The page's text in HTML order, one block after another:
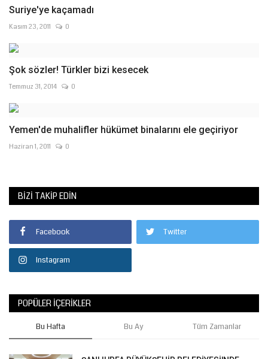
Suriye'ye kaçamadı
Kasım 23, 2011 0
Şok sözler! Türkler bizi kesecek
Temmuz 31, 2014 0
Yemen'de muhalifler hükümet binalarını ele geçiriyor
Haziran 1, 2011 0
BIZI TAKIP EDIN
Facebook Twitter
Instagram
POPÜLER İÇERIKLER
Bu Hafta Bu Ay Tüm Zamanlar